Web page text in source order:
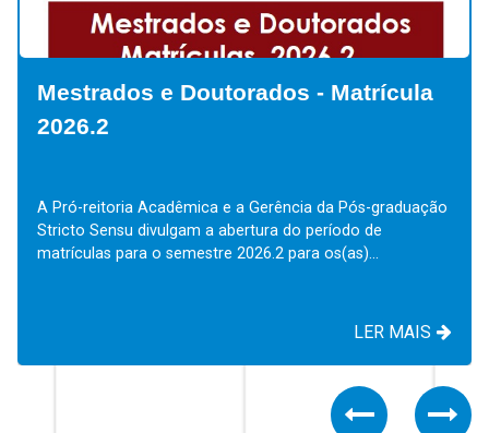
Doutorados - Matrícula
e a Gerência da Pós-graduação
a abertura do período de
2026.2 para os(as)...
Mestrados e
Aluno Especial e
Ouvinte é aquele
Programa de